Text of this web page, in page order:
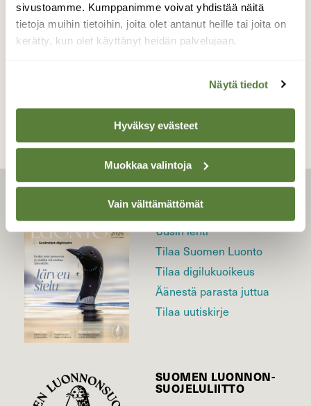
sivustoamme. Kumppanimme voivat yhdistää näitä
tietoja muihin tietoihin, joita olet antanut heille tai joita on
kerätty, kun olet käyttänyt heidän palvelujaan.
Näytä tiedot
Hyväksy evästeet
Muokkaa valintoja
Vain välttämättömät
Valokuvaaja: TOMMI KUJALA, VAALA 6.7.2024
LEHTI
Uusin lehti
Tilaa Suomen Luonto
Tilaa digilukuoikeus
Äänestä parasta juttua
Tilaa uutiskirje
SUOMEN LUONNON­
SUOJELU­LIITTO